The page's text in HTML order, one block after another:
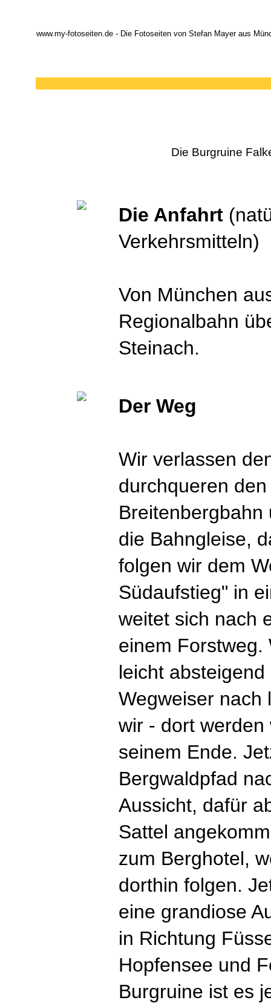
www.my-fotoseiten.de - Die Fotoseiten von Stefan Mayer aus
Die Burgruine
Die Anfahrt
Verkehrsmitteln)
Von München
Regionalbahn
Steinach.
Der Weg
Wir verlassen
durchqueren
die Bahngleise,
folgen wir dem
Südaufstieg" in
weitet sich nach
einem Forstweg.
leicht
Wegweiser nach
wir - dort
seinem Ende.
Bergwaldpfad
Aussicht, dafür
Sattel
zum Berghotel,
dorthin folgen.
eine grandiose
in Richtung
Hopfensee und
Burgruine ist es